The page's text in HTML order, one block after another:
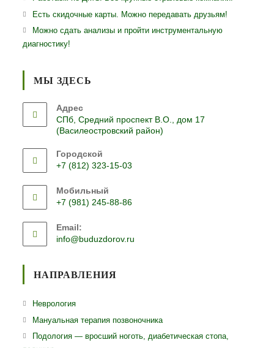
Есть скидочные карты. Можно передавать друзьям!
Можно сдать анализы и пройти инструментальную
диагностику!
МЫ ЗДЕСЬ
Адрес
СПб, Средний проспект В.О., дом 17
(Василеостровский район)
Городской
+7 (812) 323-15-03
в
вашем
Мобильный
+7 (981) 245-88-86
в
вашем
Email:
info@buduzdorov.ru
НАПРАВЛЕНИЯ
НеврологияОткроется
в
Мануальная терапия позвоночникаОткроется
в
Подология — вросший ноготь, диабетическая стопа,